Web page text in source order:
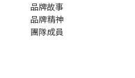
品牌故事
品牌精神
團隊成員